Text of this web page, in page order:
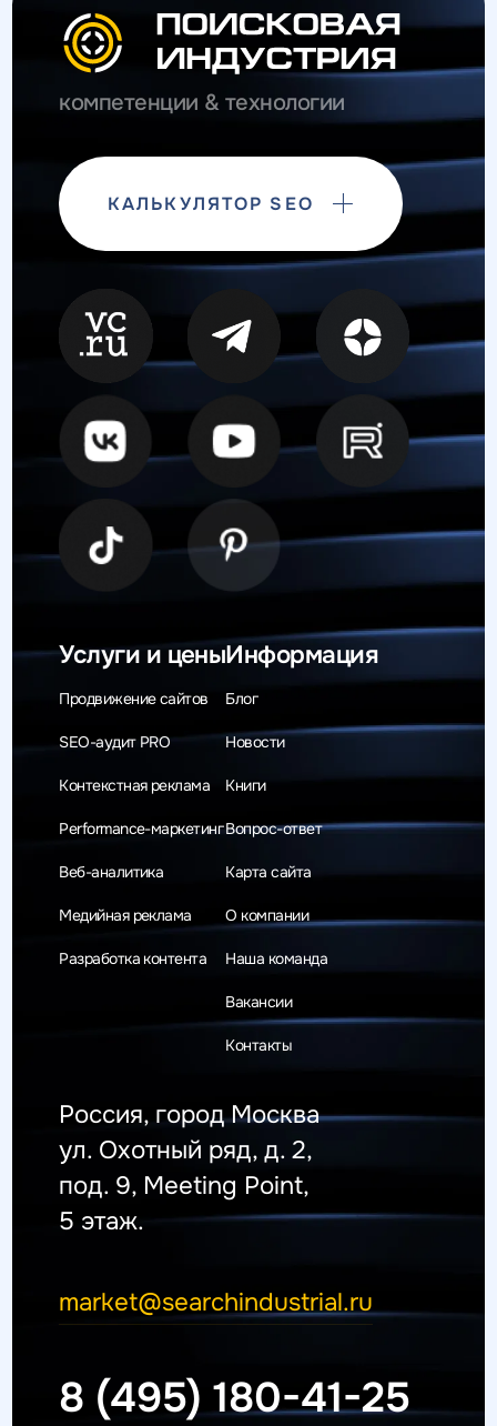
компетенции & технологии
КАЛЬКУЛЯТОР SEO
Услуги и цены
Продвижение сайтов
SEO-аудит PRO
Контекстная реклама
Performance-маркетинг
Веб-аналитика
Медийная реклама
Разработка контента
Информация
Блог
Новости
Книги
Вопрос-ответ
Карта сайта
О компании
Наша команда
Вакансии
Контакты
Россия, город Москва
ул. Охотный ряд, д. 2,
под. 9, Meeting Point,
5 этаж.
market@searchindustrial.ru
8 (495) 180-41-25